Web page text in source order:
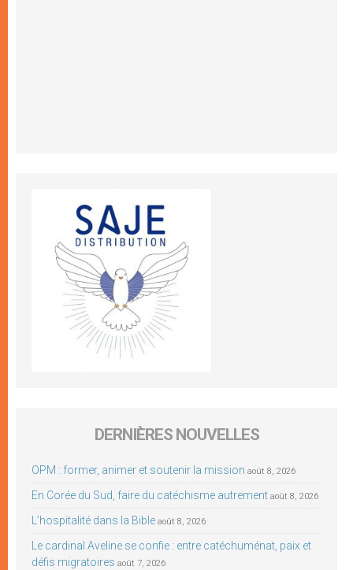
DERNIÈRES NOUVELLES
OPM : former, animer et soutenir la mission août 8, 2026
En Corée du Sud, faire du catéchisme autrement août 8, 2026
L’hospitalité dans la Bible août 8, 2026
Le cardinal Aveline se confie : entre catéchuménat, paix et
défis migratoires août 7, 2026